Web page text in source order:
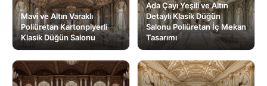
Mavi ve Altın Varaklı
Poliüretan Kartonpiyerli
Klasik Düğün Salonu
Ada Çayı Yeşili ve Altın
Detaylı Klasik Düğün
Salonu Poliüretan İç Mekan
Tasarımı